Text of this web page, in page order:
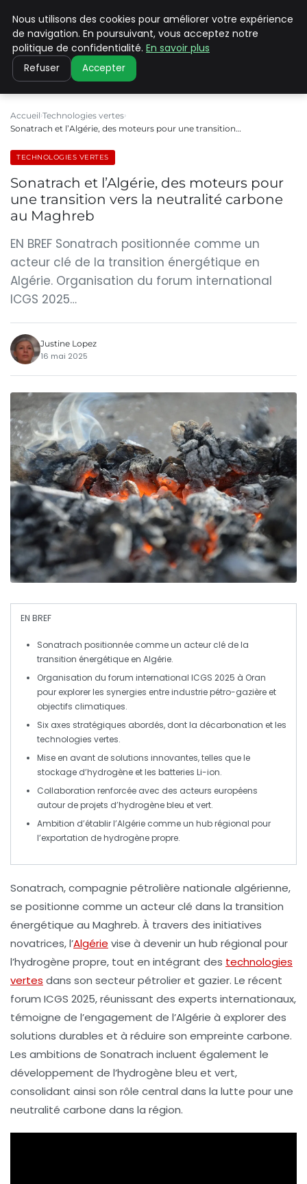
CLIMATE C ADVANCED
Accueil Technologies vertes
Sonatrach et l’Algérie, des moteurs pour une transition…
TECHNOLOGIES VERTES
Sonatrach et l’Algérie, des moteurs pour
une transition vers la neutralité carbone
au Maghreb
EN BREF Sonatrach positionnée comme un
acteur clé de la transition énergétique en
Algérie. Organisation du forum international
ICGS 2025…
Justine Lopez
16 mai 2025
EN BREF
Sonatrach positionnée comme un acteur clé de la
transition énergétique en Algérie.
Organisation du forum international ICGS 2025 à Oran
pour explorer les synergies entre industriepétro-gazière et
objectifs climatiques.
Six axes stratégiques abordés, dont la décarbonation et les
technologies vertes.
Mise en avant de solutions innovantes, telles que le
stockage d’hydrogène et les batteries Li-ion.
Collaboration renforcée avec des acteurs européens
autour de projets d’hydrogènebleu et vert.
Ambition d’établir l’Algérie comme un hub régional pour
l’exportation dehydrogène propre.
Sonatrach, compagnie pétrolière nationale algérienne,
se positionne comme un acteur clé dans la transition
énergétique au Maghreb. À travers des initiatives
novatrices, l’Algérie vise à devenir un hub régional pour
l’hydrogène propre, tout en intégrant des technologies
vertes dans son secteur pétrolier et gazier. Le récent
forum ICGS 2025, réunissant des experts internationaux,
témoigne de l’engagement de l’Algérie à explorer des
solutions durables et à réduire son empreinte carbone.
Les ambitions de Sonatrach incluent également le
développement de l’hydrogène bleu et vert,
consolidant ainsi son rôle central dans la lutte pour une
neutralité carbone dans la région.
Nous utilisons des cookies pour améliorer votre expérience
de navigation. En poursuivant, vous acceptez notre
politique de confidentialité. En savoir plus
Refuser Accepter